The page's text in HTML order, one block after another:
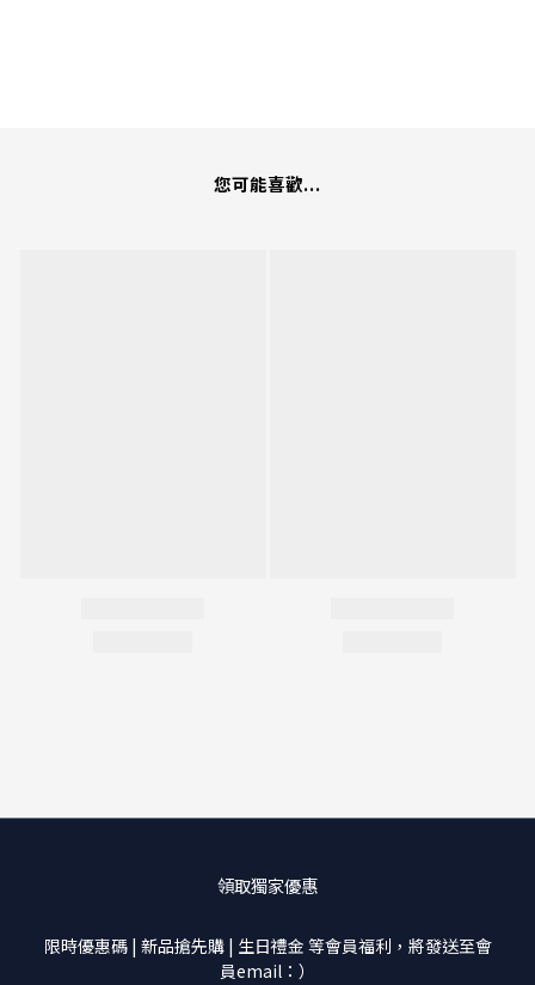
您可能喜歡...
領取獨家優惠
限時優惠碼 | 新品搶先購 | 生日禮金 等會員福利，將發送至會
員email：）